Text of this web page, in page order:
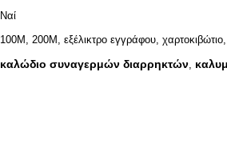
Ναί
100M, 200M, εξέλικτρο εγγράφου,
καλώδιο συναγερμών διαρρηκτών,